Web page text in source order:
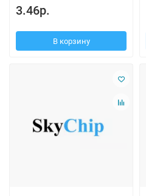
3.46р.
В корзину